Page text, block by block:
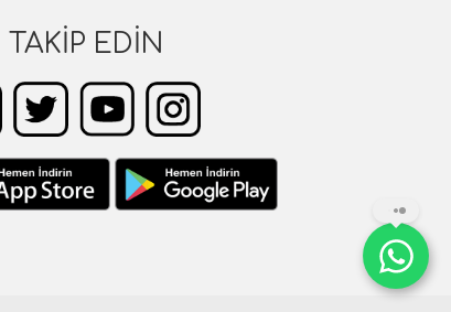
TAKIP EDIN